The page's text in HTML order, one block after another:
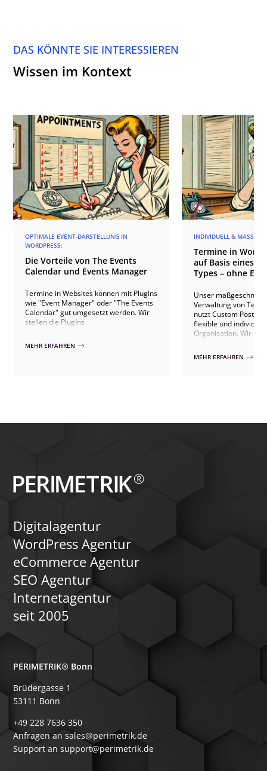
DAS KÖNNTE SIE INTERESSIEREN
Wissen im Kontext
OPTIMALE EVENT-DARSTELLUNG IN
WORDPRESS:
Die Vorteile von The Events
Calendar und Events Manager
Termine in Websites können mit PlugIns
wie "Event Manager" oder "The Events
Calendar" gut umgesetzt werden. Wir
stellen die PlugIns
MEHR ERFAHREN $
INDIVIDUELL &
Termine in
auf Basis eines
Types – ohne
Unser
Verwaltung von
nutzt Custom Post
flexible und
Organisation. Wir
oder Listenansichten
MEHR ERFAHREN $
Digitalagentur
WordPress Agentur
eCommerce Agentur
SEO Agentur
Internetagentur
seit 2005
PERIMETRIK® Bonn
Brüdergasse 1
53111 Bonn
+49 228 7636 350
Anfragen an sales@perimetrik.de
Support an support@perimetrik.de